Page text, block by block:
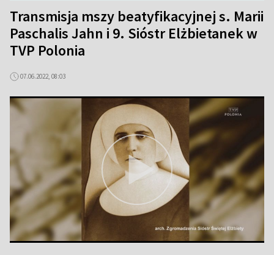
Transmisja mszy beatyfikacyjnej s. Marii
Paschalis Jahn i 9. Sióstr Elżbietanek w
TVP Polonia
07.06.2022, 08:03